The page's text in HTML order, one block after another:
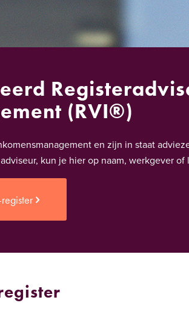
(RVI®)
en zijn in staat
kun je hier op naam, werkgever of